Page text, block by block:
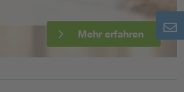
Mehr erfahren